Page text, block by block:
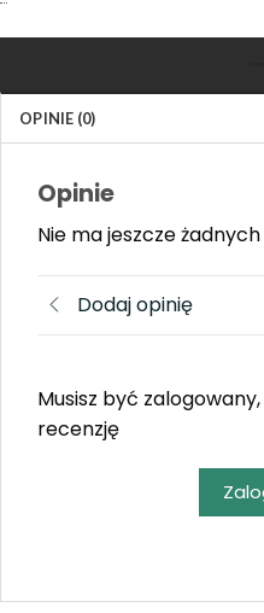
OPINIE (0)
Opinie
Nie ma jeszcze
Dodaj opinię
Musisz być
recenzję